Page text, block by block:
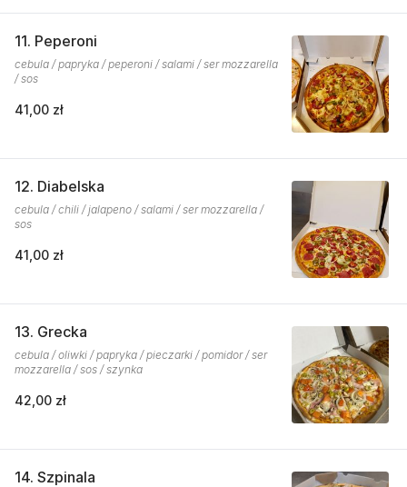
11. Peperoni
cebula / papryka / peperoni / salami / ser mozzarella
/ sos
41,00 zł
12. Diabelska
cebula / chili / jalapeno / salami / ser mozzarella /
sos
41,00 zł
13. Grecka
cebula / oliwki / papryka / pieczarki / pomidor / ser
mozzarella / sos / szynka
42,00 zł
14. Szpinala